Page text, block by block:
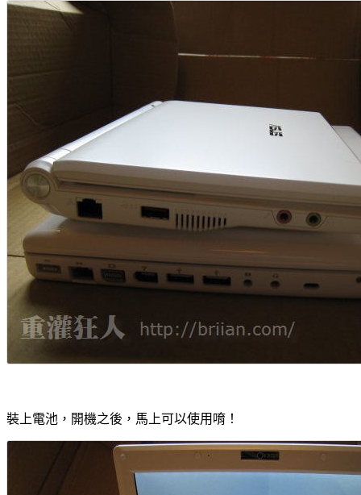
裝上電池，開機之後，馬上可以使用唷！